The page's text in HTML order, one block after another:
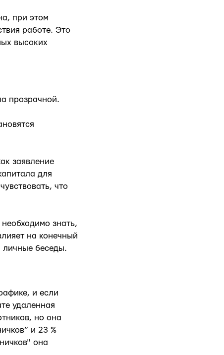
при этом
работе. Это
высоких
прозрачной.
заявление
для
что
знать,
на конечный
личные беседы.
и если
удаленная
но она
и 23 %
она